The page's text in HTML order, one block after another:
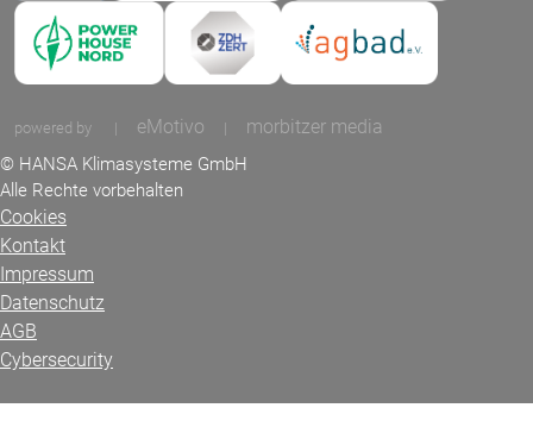
powered by | eMotivo | morbitzer media
© HANSA Klimasysteme GmbH
Alle Rechte vorbehalten
Cookies
Kontakt
Impressum
Datenschutz
AGB
Cybersecurity